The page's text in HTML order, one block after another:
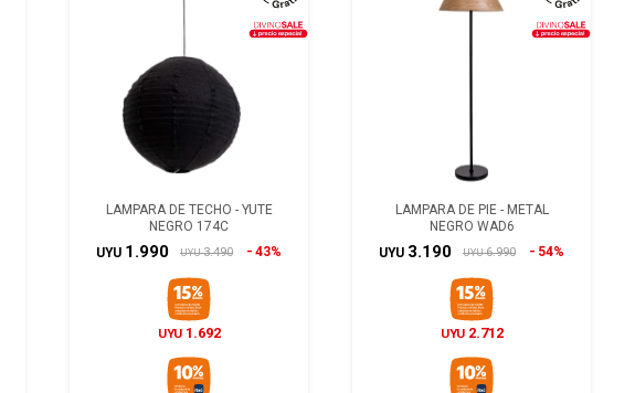
LAMPARA DE TECHO - YUTE
NEGRO 174C
UYU 1.990 UYU 3.490 43%
UYU 1.692
LAMPARA DE PIE - METAL
NEGRO WAD6
UYU 3.190 UYU 6.990 54%
UYU 2.712